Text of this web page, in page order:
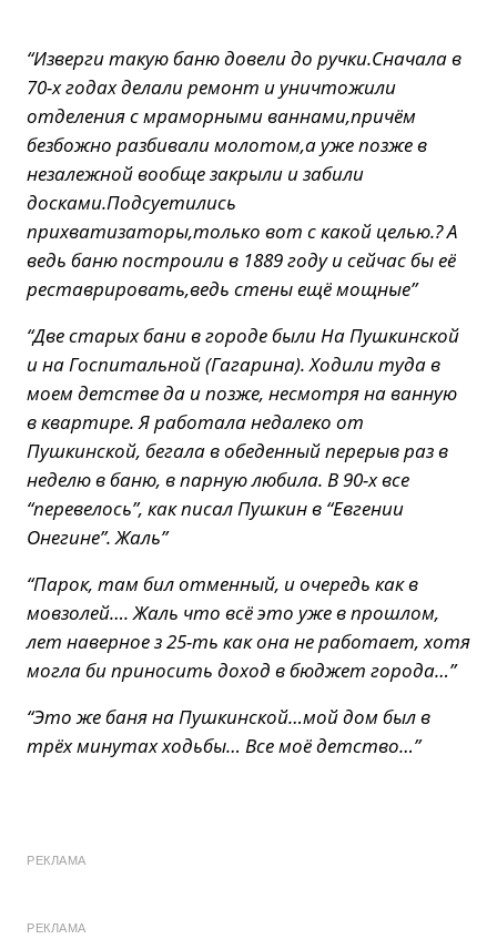
“Изверги такую баню довели до ручки.Сначала в
70-х годах делали ремонт и уничтожили
отделения с мраморными ваннами,причём
безбожно разбивали молотом,а уже позже в
незалежной вообще закрыли и забили
досками.Подсуетились
прихватизаторы,только вот с какой целью.? А
ведь баню построили в 1889 году и сейчас бы её
реставрировать,ведь стены ещё мощные”
“Две старых бани в городе были На Пушкинской
и на Госпитальной (Гагарина). Ходили туда в
моем детстве да и позже, несмотря на ванную
в квартире. Я работала недалеко от
Пушкинской, бегала в обеденный перерыв раз в
неделю в баню, в парную любила. В 90-х все
“перевелось”, как писал Пушкин в “Евгении
Онегине”. Жаль”
“Парок, там бил отменный, и очередь как в
мовзолей…. Жаль что всё это уже в прошлом,
лет наверное з 25-ть как она не работает, хотя
могла би приносить доход в бюджет города…”
“Это же баня на Пушкинской…мой дом был в
трёх минутах ходьбы… Все моё детство…”
РЕКЛАМА
РЕКЛАМА